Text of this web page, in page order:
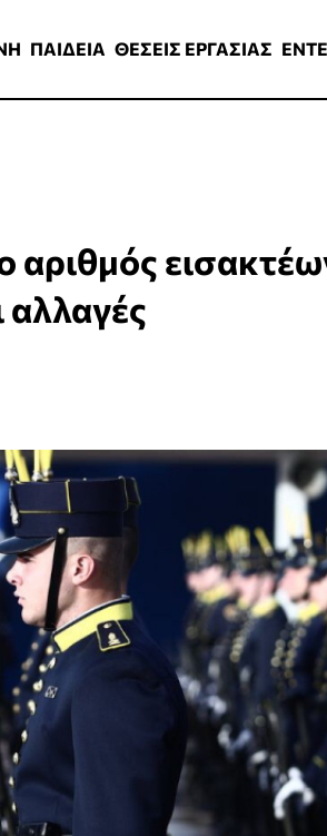
ΠΑΙΔΕΙΑ ΘΕΣΕΙΣ ΕΡΓΑΣΙΑΣ
αριθμός
αλλαγές